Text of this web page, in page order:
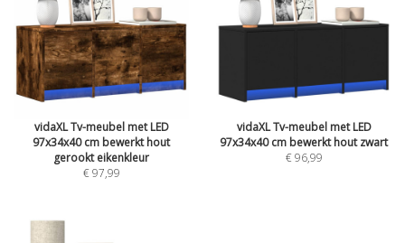
vidaXL Tv-meubel met LED
97x34x40 cm bewerkt hout
gerookt eikenkleur
€ 97,99
vidaXL Tv-meubel met LED
97x34x40 cm bewerkt hout zwart
€ 96,99